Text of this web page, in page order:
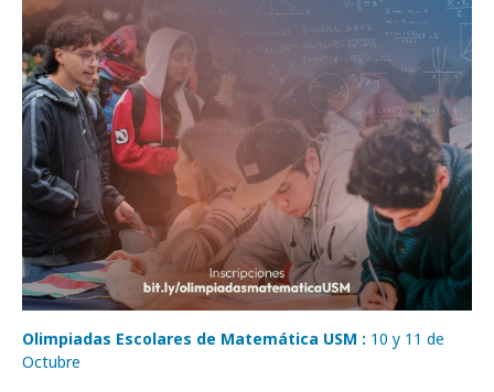
Olimpiadas Escolares de Matemática USM : 10 y 11 de
Octubre